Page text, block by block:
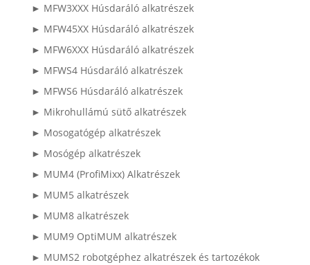
► MFW3XXX Húsdaráló alkatrészek
► MFW45XX Húsdaráló alkatrészek
► MFW6XXX Húsdaráló alkatrészek
► MFWS4 Húsdaráló alkatrészek
► MFWS6 Húsdaráló alkatrészek
► Mikrohullámú sütő alkatrészek
► Mosogatógép alkatrészek
► Mosógép alkatrészek
► MUM4 (ProfiMixx) Alkatrészek
► MUM5 alkatrészek
► MUM8 alkatrészek
► MUM9 OptiMUM alkatrészek
► MUMS2 robotgéphez alkatrészek és tartozékok